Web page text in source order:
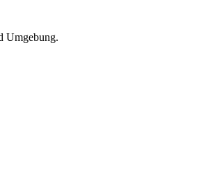
Umgebung.